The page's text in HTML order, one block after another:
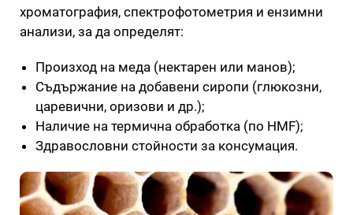
хроматография, спектрофотометрия и ензимни
анализи, за да определят:
Произход на меда (нектарен или манов);
Съдържание на добавени сиропи (глюкозни,
царевични, оризови и др.);
Наличие на термична обработка (по HMF);
Здравословни стойности за консумация.